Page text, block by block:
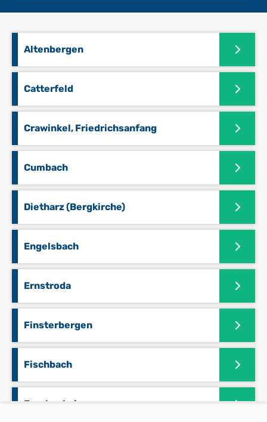
Altenbergen
Catterfeld
Crawinkel, Friedrichsanfang
Cumbach
Dietharz (Bergkirche)
Engelsbach
Ernstroda
Finsterbergen
Fischbach
Frankenhain